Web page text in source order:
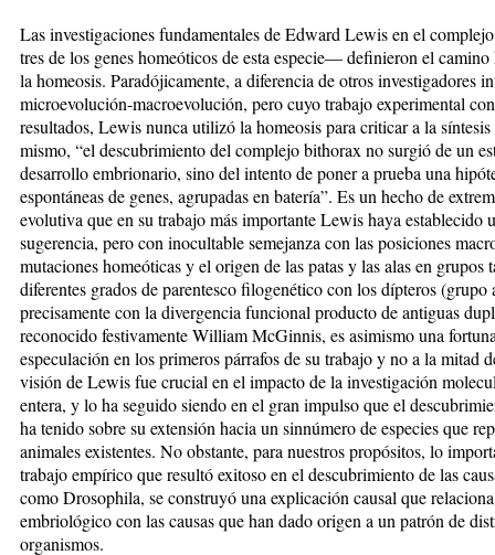
Las investigaciones fundamentales de Edward Lewis en el
tres de los genes homeóticos de esta especie— definieron el
la homeosis. Paradójicamente, a diferencia de otros investigadores
microevolución-macroevolución, pero cuyo trabajo experimental
resultados, Lewis nunca utilizó la homeosis para criticar a la
mismo, “el descubrimiento del complejo bithorax no surgió de un
desarrollo embrionario, sino del intento de poner a prueba una
espontáneas de genes, agrupadas en batería”. Es un hecho de
evolutiva que en su trabajo más importante Lewis haya
sugerencia, pero con inocultable semejanza con las posiciones
mutaciones homeóticas y el origen de las patas y las alas en grupos
diferentes grados de parentesco filogenético con los dípteros (grupo
precisamente con la divergencia funcional producto de antiguas
reconocido festivamente William McGinnis, es asimismo una
especulación en los primeros párrafos de su trabajo y no a la mitad
visión de Lewis fue crucial en el impacto de la investigación
entera, y lo ha seguido siendo en el gran impulso que el
ha tenido sobre su extensión hacia un sinnúmero de especies que
animales existentes. No obstante, para nuestros propósitos, lo
trabajo empírico que resultó exitoso en el descubrimiento de las
como Drosophila, se construyó una explicación causal que
embriológico con las causas que han dado origen a un patrón de
organismos.